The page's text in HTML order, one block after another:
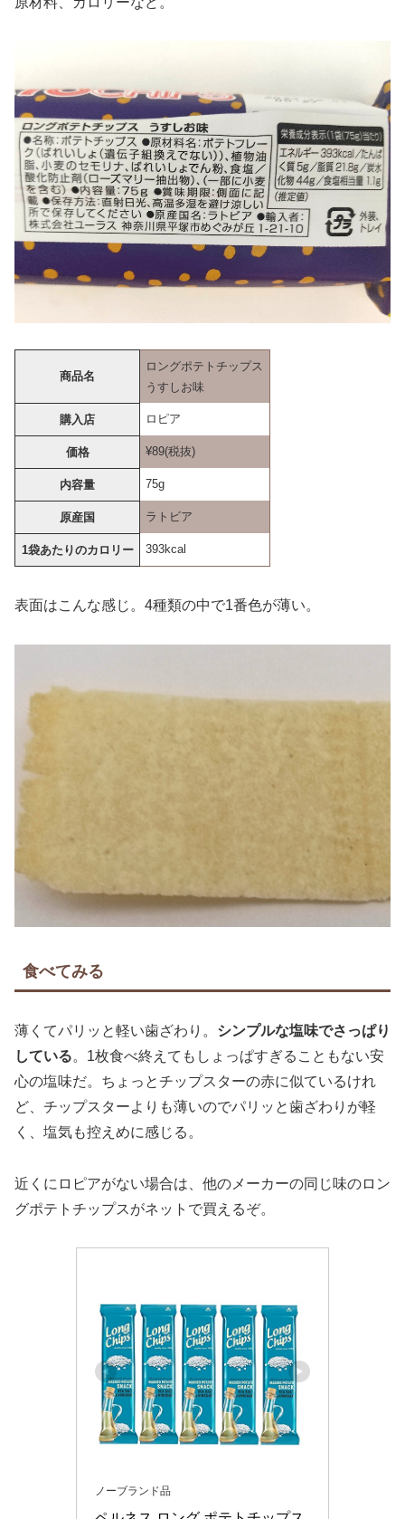
商品名
ロングポテトチップス
うすしお味
購入店 ロピア
価格 ¥89(税抜)
内容量 75g
原産国 ラトビア
1袋あたりのカロリー 393kcal
表面はこんな感じ。4種類の中で1番色が薄い。
食べてみる
薄くてパリッと軽い歯ざわり。 シンプルな塩味でさっぱり
している。1枚食べ終えてもしょっぱすぎることもない安
心の塩味だ。ちょっとチップスターの赤に似ているけれ
ど、チップスターよりも薄いのでパリッと歯ざわりが軽
く、塩気も控えめに感じる。
近くにロピアがない場合は、他のメーカーの同じ味のロン
グポテトチップスがネットで買えるぞ。
ノーブランド品